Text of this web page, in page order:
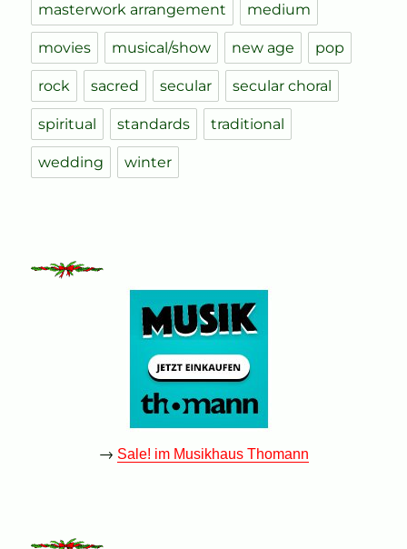
masterwork arrangement medium
movies musical/show new age pop
rock sacred secular secular choral
spiritual standards traditional
wedding winter
→ Sale! im Musikhaus Thomann